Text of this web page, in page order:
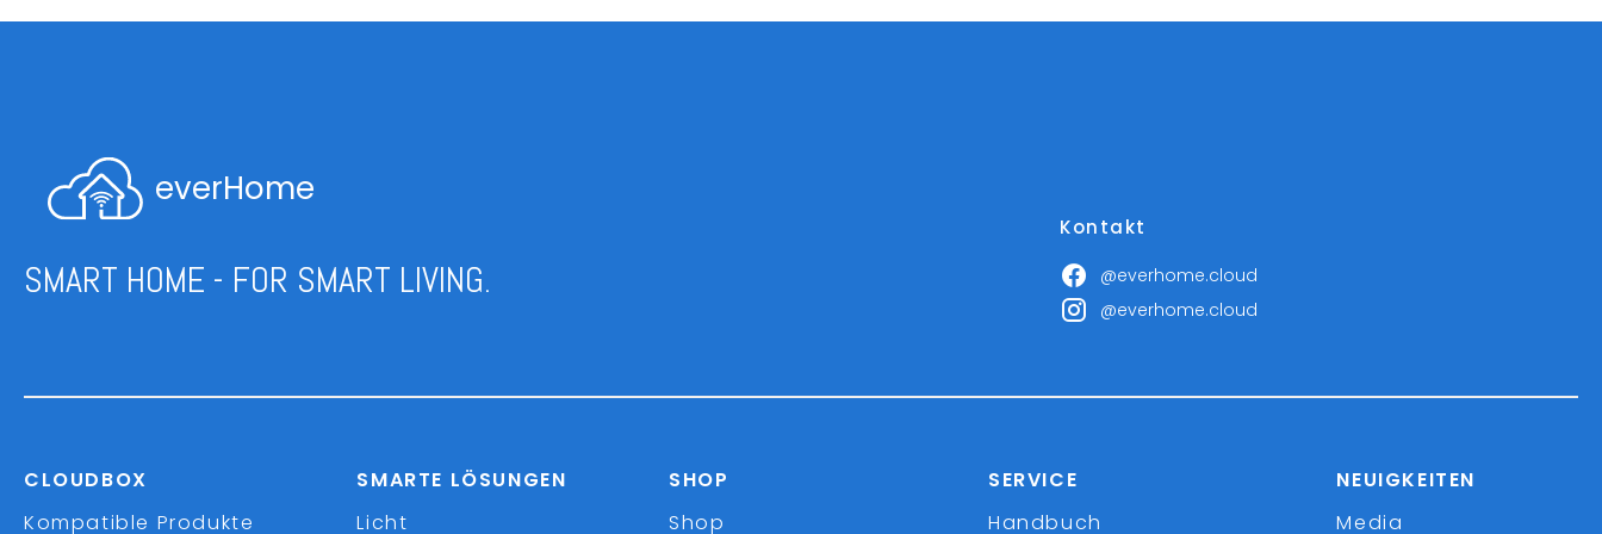
everHome
SMART HOME - FOR SMART LIVING.
Kontakt
@everhome.cloud
@everhome.cloud
CLOUDBOX
Kompatible Produkte
SMARTE LÖSUNGEN
Licht
SHOP
Shop
SERVICE
Handbuch
NEUIGKEITEN
Media